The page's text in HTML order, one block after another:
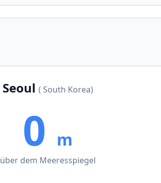
Seoul ( South Korea)
0 m
über dem Meeresspiegel